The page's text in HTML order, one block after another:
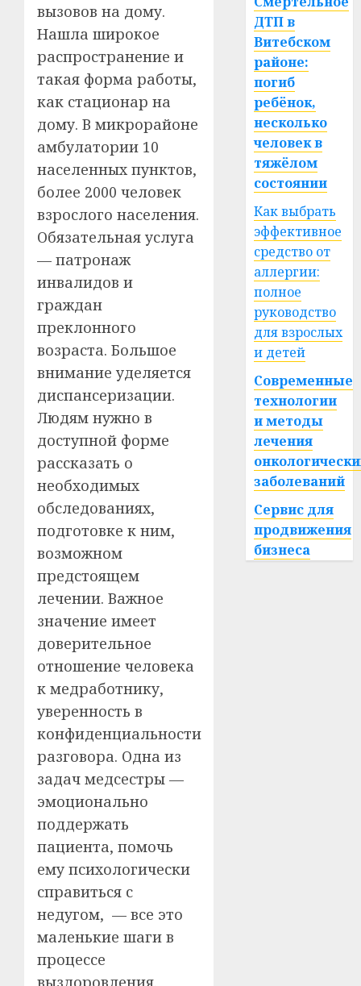
вызовов на дому.
Нашла широкое
распространение и
такая форма работы,
как стационар на
дому. В микрорайоне
амбулатории 10
населенных пунктов,
более 2000 человек
взрослого населения.
Обязательная услуга
— патронаж
инвалидов и
граждан
преклонного
возраста. Большое
внимание уделяется
диспансеризации.
Людям нужно в
доступной форме
рассказать о
необходимых
обследованиях,
подготовке к ним,
возможном
предстоящем
лечении. Важное
значение имеет
доверительное
отношение человека
к медработнику,
уверенность в
конфиденциальности
разговора. Одна из
задач медсестры —
эмоционально
поддержать
пациента, помочь
ему психологически
справиться с
недугом, — все это
маленькие шаги в
процессе
выздоровления.
ДТП в
Витебском
районе:
погиб
ребёнок,
несколько
человек в
тяжёлом
состоянии
Как выбрать
эффективное
средство от
аллергии:
полное
руководство
для взрослых
и детей
Современные
технологии
и методы
лечения
заболеваний
Сервис для
продвижения
бизнеса